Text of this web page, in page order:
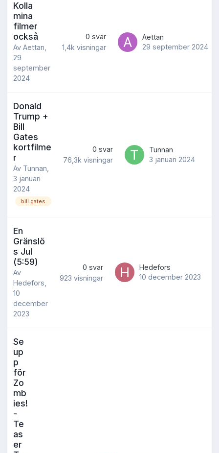
Kolla
mina
filmer
också
Av Aettan,
29
september
2024
0 svar
1,4k visningar
Aettan
29 september 2024
Donald
Trump +
Bill
Gates
kortfilme
r
Av Tunnan,
3 januari
2024
bill gates
0 svar
76,3k visningar
Tunnan
3 januari 2024
En
Gränslö
s Jul
(5:59)
Av
Hedefors,
10
december
2023
0 svar
923 visningar
Hedefors
10 december 2023
Se
up
p
för
Zo
mb
ies!
-
Te
as
er